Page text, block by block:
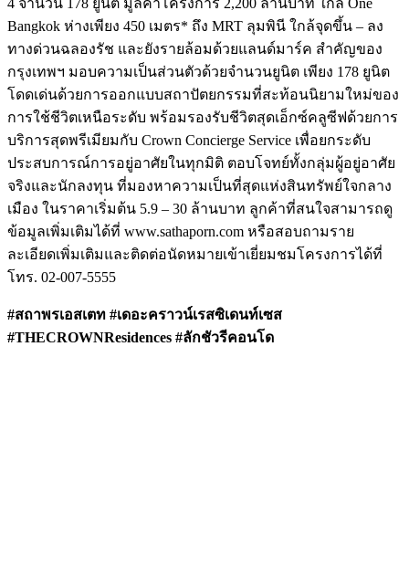
Bangkok ห่างเพียง 450 เมตร* ถึง MRT ลุมพินี ใกล้จุดขึ้น – ลง
ทางด่วนฉลองรัช และยังรายล้อมด้วยแลนด์มาร์ค สำคัญของ
กรุงเทพฯ มอบความเป็นส่วนตัวด้วยจำนวนยูนิต เพียง 178 ยูนิต
โดดเด่นด้วยการออกแบบสถาปัตยกรรมที่สะท้อนนิยามใหม่ของ
การใช้ชีวิตเหนือระดับ พร้อมรองรับชีวิตสุดเอ็กซ์คลูซีฟด้วยการ
บริการสุดพรีเมียมกับ Crown Concierge Service เพื่อยกระดับ
ประสบการณ์การอยู่อาศัยในทุกมิติ ตอบโจทย์ทั้งกลุ่มผู้อยู่อาศัย
จริงและนักลงทุน ที่มองหาความเป็นที่สุดแห่งสินทรัพย์ใจกลาง
เมือง ในราคาเริ่มต้น 5.9 – 30 ล้านบาท ลูกค้าที่สนใจสามารถดู
ข้อมูลเพิ่มเติมได้ที่ www.sathaporn.com หรือสอบถามราย
ละเอียดเพิ่มเติมและติดต่อนัดหมายเข้าเยี่ยมชมโครงการได้ที่
โทร. 02-007-5555
#สถาพรเอสเตท #เดอะคราวน์เรสซิเดนท์เซส
#THECROWNResidences #ลักชัวรีคอนโด